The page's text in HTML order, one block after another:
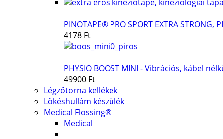
PINOTAPE® PRO SPORT EXTRA STRONG,
4178 Ft
PHYSIO BOOST MINI - Vibrációs, kábel
49900 Ft
Légzőtorna kellékek
Lökéshullám készülék
Medical Flossing®
Medical